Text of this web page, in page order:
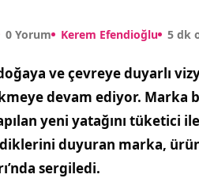
0 Yorum Kerem Efendioğlu 5 dk
ve çevreye duyarlı
devam ediyor. Marka
yeni yatağını tüketici
duyuran marka,
sergiledi.